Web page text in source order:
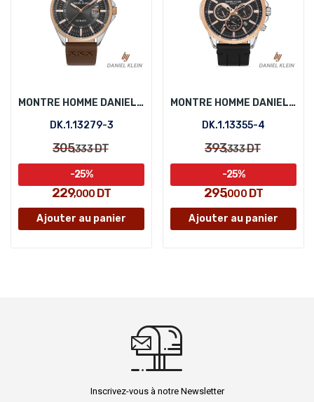
MONTRE HOMME DANIEL KLEIN DK.1.13279-3
DK.1.13279-3
305,333DT
229,000 DT
-25%
Ajouter au panier
MONTRE HOMME DANIEL KLEIN DK.1.13355-4
DK.1.13355-4
393,333DT
295,000DT
-25%
Ajouter au panier
Inscrivez-vous à notre Newsletter